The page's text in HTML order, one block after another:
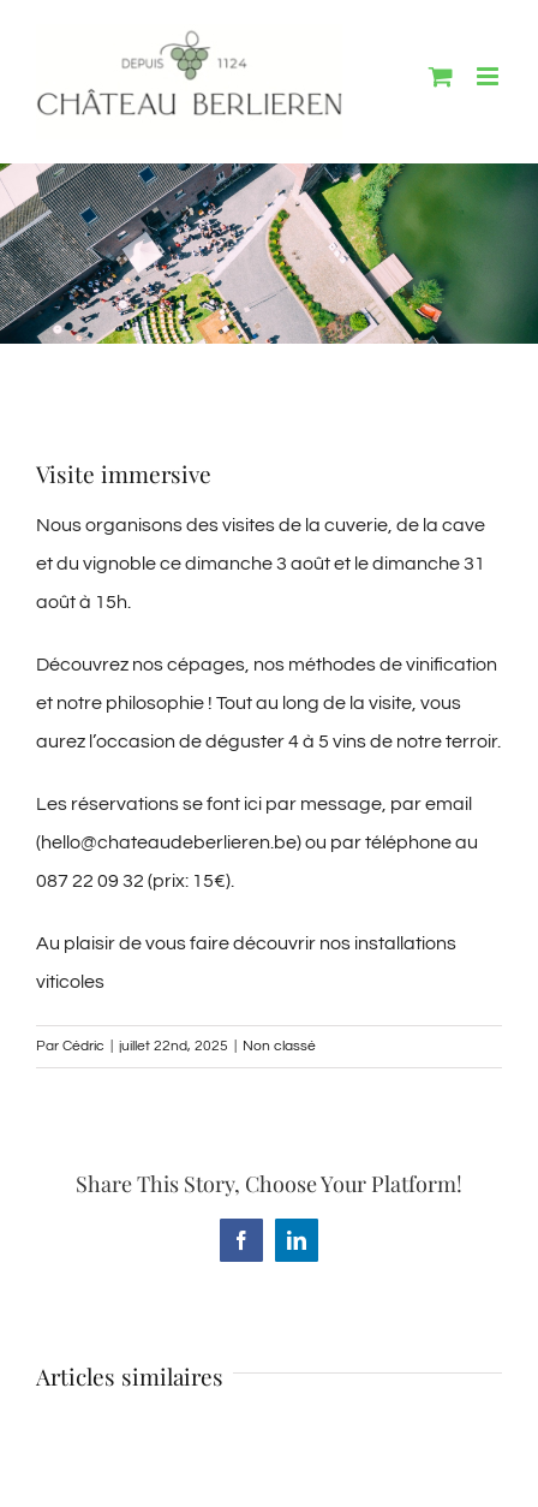
contenu
Visite immersive
Nous organisons des visites de la cuverie, de la cave
et du vignoble ce dimanche 3 août et le dimanche 31
août à 15h.
Découvrez nos cépages, nos méthodes de vinification
et notre philosophie ! Tout au long de la visite, vous
aurez l’occasion de déguster 4 à 5 vins de notre terroir.
Les réservations se font ici par message, par email
(hello@chateaudeberlieren.be) ou par téléphone au
087 22 09 32 (prix: 15€).
Au plaisir de vous faire découvrir nos installations
viticoles
Par Cédric juillet 22nd, 2025 Non classé
Share This Story, Choose Your Platform!
FacebookLinkedIn
Articles similaires